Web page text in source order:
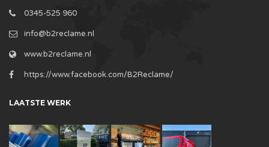
0345-525 960
info@b2reclame.nl
www.b2reclame.nl
https://www.facebook.com/B2Reclame/
LAATSTE WERK